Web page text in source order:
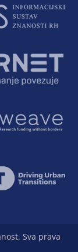
Sva prava